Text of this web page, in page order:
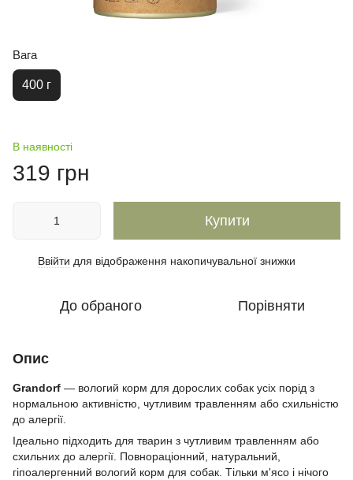
Вага
400 г
В наявності
319 грн
Купити
Ввійти для відображення накопичувальної знижки
До обраного Порівняти
Опис
Grandorf — вологий корм для дорослих собак усіх порід з
нормальною активністю, чутливим травленням або схильністю
до алергії.
Ідеально підходить для тварин з чутливим травленням або
схильних до алергії. Повнораціонний, натуральний,
гіпоалергенний вологий корм для собак. Тільки м'ясо і нічого